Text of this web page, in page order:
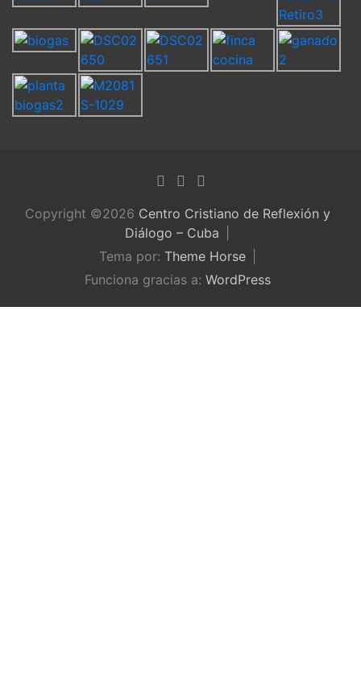
Copyright ©2026 Centro Cristiano de Reflexión y
Diálogo – Cuba
Tema por: Theme Horse
Funciona gracias a: WordPress